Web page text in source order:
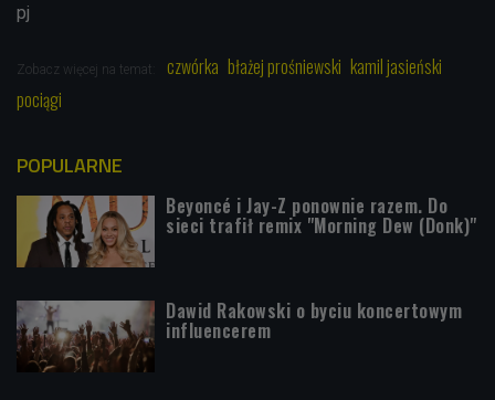
pj
Zobacz więcej na temat: czwórka błażej prośniewski kamil jasieński
pociągi
POPULARNE
Beyoncé i Jay-Z ponownie razem. Do
sieci trafił remix "Morning Dew (Donk)"
Dawid Rakowski o byciu koncertowym
influencerem